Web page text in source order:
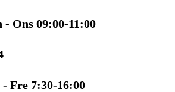
Ons 09:00-11:00
Fre 7:30-16:00